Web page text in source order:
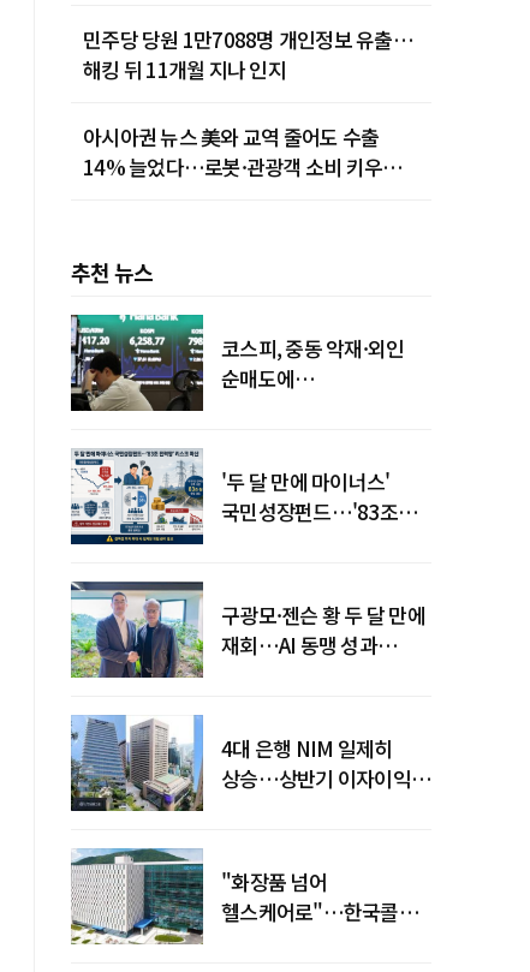
민주당 당원 1만7088명 개인정보 유출…
해킹 뒤 11개월 지나 인지
아시아권 뉴스 美와 교역 줄어도 수출
14% 늘었다…로봇·관광객 소비 키우는
추천 뉴스
코스피, 중동 악재·외인
순매도에
'두 달 만에 마이너스'
국민성장펀드…'83조
구광모·젠슨 황 두 달 만에
재회…AI 동맹 성과
4대 은행 NIM 일제히
상승…상반기 이자이익
"화장품 넘어
헬스케어로"…한국콜마,